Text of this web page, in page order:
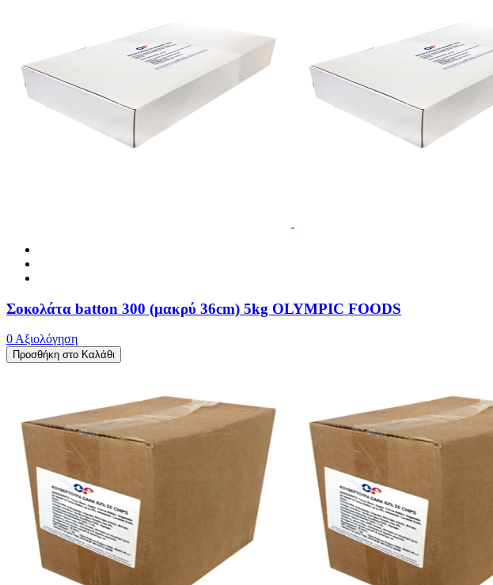
Σοκολάτα batton 300 (μακρύ 36cm) 5kg OLYMPIC FOODS
0 Αξιολόγηση
Προσθήκη στο Καλάθι